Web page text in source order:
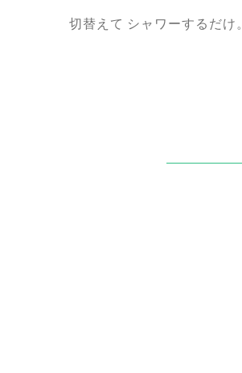
切替えて シャワーするだけ